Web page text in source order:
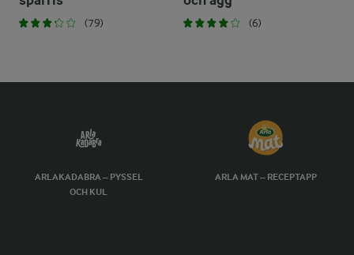
(79) (6)
ARLAKADABRA – PYSSEL
OCH KUL
ARLA MAT – RECEPTAPP